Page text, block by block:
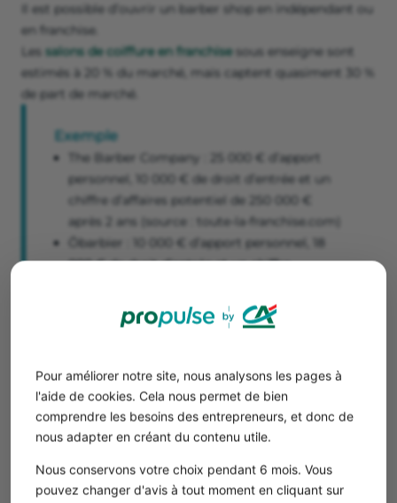
Pour améliorer notre site, nous analysons les pages à
l'aide de cookies. Cela nous permet de bien
comprendre les besoins des entrepreneurs, et donc de
nous adapter en créant du contenu utile.
Nous conservons votre choix pendant 6 mois. Vous
pouvez changer d'avis à tout moment en cliquant sur
Il est possible d’ouvrir un barber shop en indépendant ou
en franchise.
Les salons de coiffure en franchisesous enseigne sont
estimés à 20 % du marché, mais captent quasiment 30 %
de part de marché.
Exemple
The Barber Company : 25 000 € d’apport
personnel, 10 000 € de droit d’entrée et un
chiffre d’affaires potentiel de 250 000 €
après 2 ans (source : toute-la-franchise.com)
Ōbarbier : 10 000 € d’apport personnel, 18
000 € de droit d’entrée et un chiffre
(source : toute-la-franchise.com).
Barber Men : 50 000 € d’apport personnel,
d’affaires potentiel de 400 000 € après 2 ans
(source : toute-la-franchise.com).
Profiter d’une image de marque connue.
Bénéficier d’un réseau de fournisseurs et de